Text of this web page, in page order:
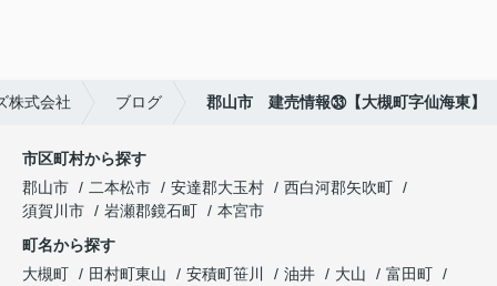
株式会社 ブログ 郡山市 建売情報㉝【大槻町字仙海東】
市区町村から探す
郡山市
二本松市 安達郡大玉村
西白河郡矢吹町
須賀川市
岩瀬郡鏡石町
本宮市
町名から探す
大槻町
田村町東山 安積町笹川 油井 大山
富田町